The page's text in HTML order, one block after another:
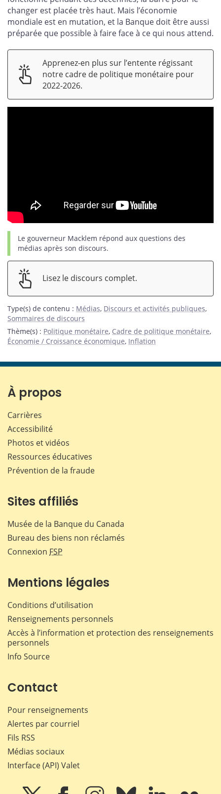
changer est placée très haut. Mais l’économie
mondiale est en mutation, et la Banque doit être aussi
préparée que possible à faire face à ce qui nous attend.
Apprenez-en plus sur l’entente régissant
notre cadre de politique monétaire pour
2022-2026.
Le gouverneur Macklem répond aux questions des
médias après son discours.
Lisez le discours complet.
Type(s) de contenu : Médias, Discours et activités publiques,
Sommaires de discours
Thème(s) : Politique monétaire, Cadre de politique monétaire,
Économie / Croissance économique, Inflation
À propos
Carrières
Accessibilité
Photos et vidéos
Ressources éducatives
Prévention de la fraude
Sites affiliés
Musée de la Banque du Canada
Bureau des biens non réclamés
Connexion FSP
Mentions légales
Conditions d’utilisation
Renseignements personnels
Accès à l’information et protection des renseignements
personnels
Info Source
Contact
Pour renseignements
Alertes par courriel
Fils RSS
Médias sociaux
Interface (API) Valet